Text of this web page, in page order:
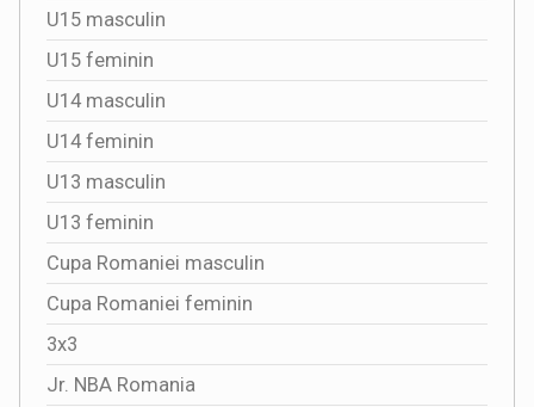
U15 masculin
U15 feminin
U14 masculin
U14 feminin
U13 masculin
U13 feminin
Cupa Romaniei masculin
Cupa Romaniei feminin
3x3
Jr. NBA Romania